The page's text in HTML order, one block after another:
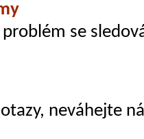
se
neváhejte